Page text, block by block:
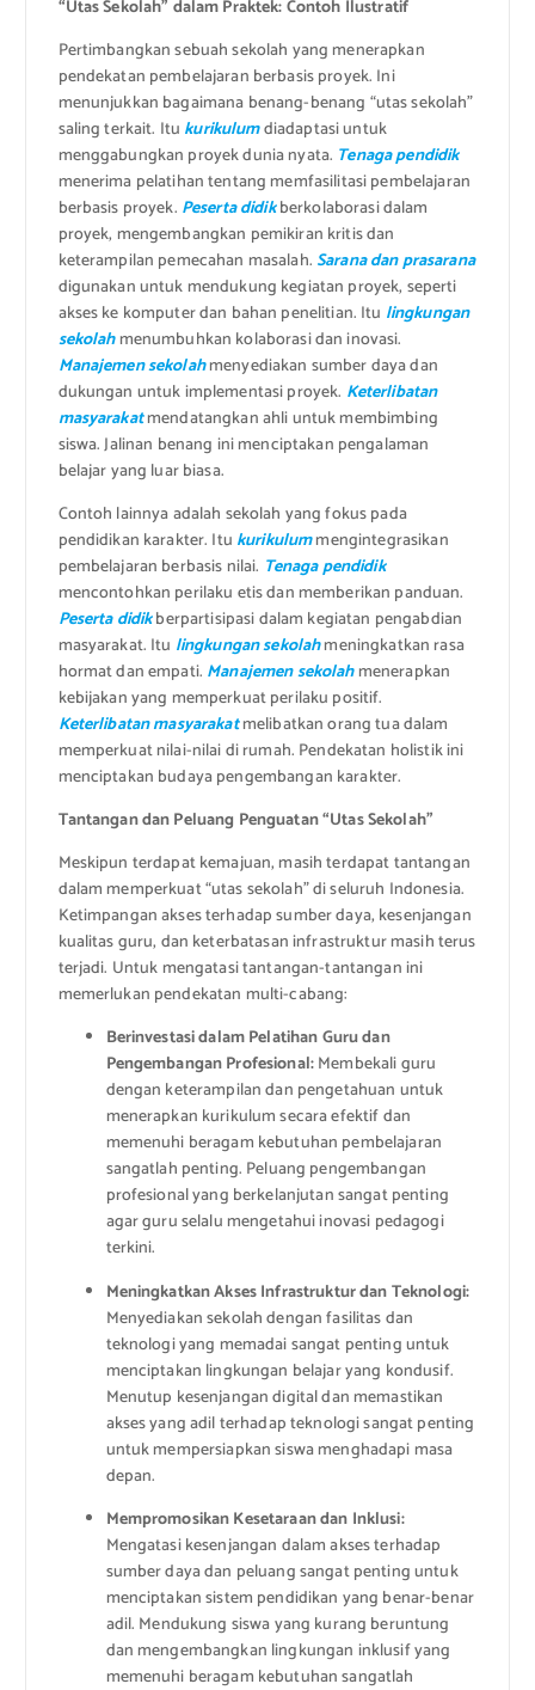
“Utas Sekolah” dalam Praktek: Contoh Ilustratif
Pertimbangkan sebuah sekolah yang menerapkan
pendekatan pembelajaran berbasis proyek. Ini
menunjukkan bagaimana benang-benang “utas sekolah”
saling terkait. Itu kurikulumdiadaptasi untuk
menggabungkan proyek dunia nyata. Tenaga pendidik
menerima pelatihan tentang memfasilitasi pembelajaran
berbasis proyek. Peserta didikberkolaborasi dalam
proyek, mengembangkan pemikiran kritis dan
keterampilan pemecahan masalah. Sarana dan prasarana
digunakan untuk mendukung kegiatan proyek, seperti
akses ke komputer dan bahan penelitian. Itu lingkungan
sekolahmenumbuhkan kolaborasi dan inovasi.
Manajemen sekolahmenyediakan sumber daya dan
dukungan untuk implementasi proyek. Keterlibatan
masyarakatmendatangkan ahli untuk membimbing
siswa. Jalinan benang ini menciptakan pengalaman
belajar yang luar biasa.
Contoh lainnya adalah sekolah yang fokus pada
pendidikan karakter. Itu kurikulummengintegrasikan
pembelajaran berbasis nilai. Tenaga pendidik
mencontohkan perilaku etis dan memberikan panduan.
Peserta didikberpartisipasi dalam kegiatan pengabdian
masyarakat. Itu lingkungan sekolahmeningkatkan rasa
hormat dan empati. Manajemen sekolahmenerapkan
kebijakan yang memperkuat perilaku positif.
Keterlibatan masyarakatmelibatkan orang tua dalam
memperkuat nilai-nilai di rumah. Pendekatan holistik ini
menciptakan budaya pengembangan karakter.
Tantangan dan Peluang Penguatan “Utas Sekolah”
Meskipun terdapat kemajuan, masih terdapat tantangan
dalam memperkuat “utas sekolah” di seluruh Indonesia.
Ketimpangan akses terhadap sumber daya, kesenjangan
kualitas guru, dan keterbatasan infrastruktur masih terus
terjadi. Untuk mengatasi tantangan-tantangan ini
memerlukan pendekatan multi-cabang:
Berinvestasi dalam Pelatihan Guru dan
Pengembangan Profesional:Membekali guru
dengan keterampilan dan pengetahuan untuk
menerapkan kurikulum secara efektif dan
memenuhi beragam kebutuhan pembelajaran
sangatlah penting. Peluang pengembangan
profesional yang berkelanjutan sangat penting
agar guru selalu mengetahui inovasi pedagogi
terkini.
Meningkatkan Akses Infrastruktur dan Teknologi:
Menyediakan sekolah dengan fasilitas dan
teknologi yang memadai sangat penting untuk
menciptakan lingkungan belajar yang kondusif.
Menutup kesenjangan digital dan memastikan
akses yang adil terhadap teknologi sangat penting
untuk mempersiapkan siswa menghadapi masa
depan.
Mempromosikan Kesetaraan dan Inklusi:
Mengatasi kesenjangan dalam akses terhadap
sumber daya dan peluang sangat penting untuk
menciptakan sistem pendidikan yang benar-benar
adil. Mendukung siswa yang kurang beruntung
dan mengembangkan lingkungan inklusif yang
memenuhi beragam kebutuhan sangatlah